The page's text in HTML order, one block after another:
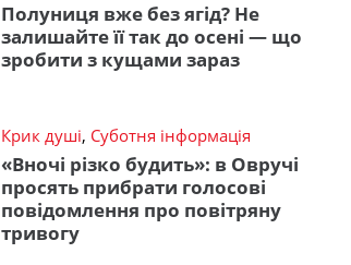
Полуниця вже без ягід? Не
залишайте її так до осені — що
зробити з кущами зараз
Крик душі, Суботня інформація
«Вночі різко будить»: в Овручі
просять прибрати голосові
повідомлення про повітряну
тривогу